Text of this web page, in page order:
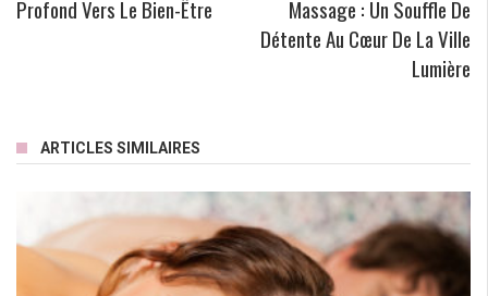
Profond Vers Le Bien-Être
Massage : Un Souffle De
Détente Au Cœur De La Ville
Lumière
ARTICLES SIMILAIRES